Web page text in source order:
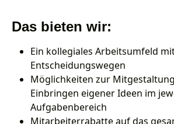
Das bieten wir:
Ein kollegiales Arbeitsumfeld
Entscheidungswegen
Möglichkeiten zur
Einbringen eigener Ideen im
Aufgabenbereich
Mitarbeiterrabatte auf das